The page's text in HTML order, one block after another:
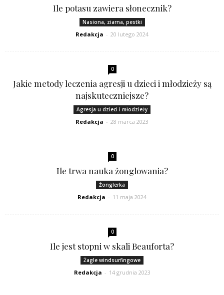
Ile potasu zawiera słonecznik?
Nasiona, ziarna, pestki
Redakcja - 20 lutego 2024
0
Jakie metody leczenia agresji u dzieci i młodzieży są
najskuteczniejsze?
Agresja u dzieci i młodzieży
Redakcja - 28 marca 2023
0
Ile trwa nauka żonglowania?
Żonglerka
Redakcja - 11 maja 2024
0
Ile jest stopni w skali Beauforta?
Żagle windsurfingowe
Redakcja - 14 grudnia 2023